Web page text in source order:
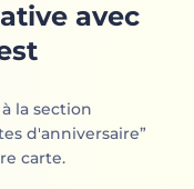
avec
la section
d'anniversaire”
carte.